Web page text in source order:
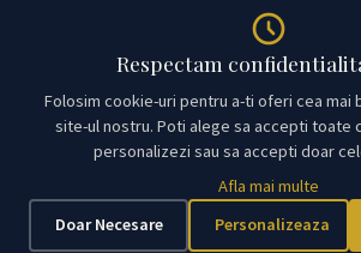
Respectam
Folosim cookie-uri pentru a-ti oferi cea mai
site-ul nostru. Poti alege sa accepti toate
personalizezi sau sa accepti doar
Afla mai multe
Doar Necesare
Personalizeaza
EMAIL
© 2026 Cabinet de Avocat Teodora
rezervate.
Membru alUniunii Nationale a